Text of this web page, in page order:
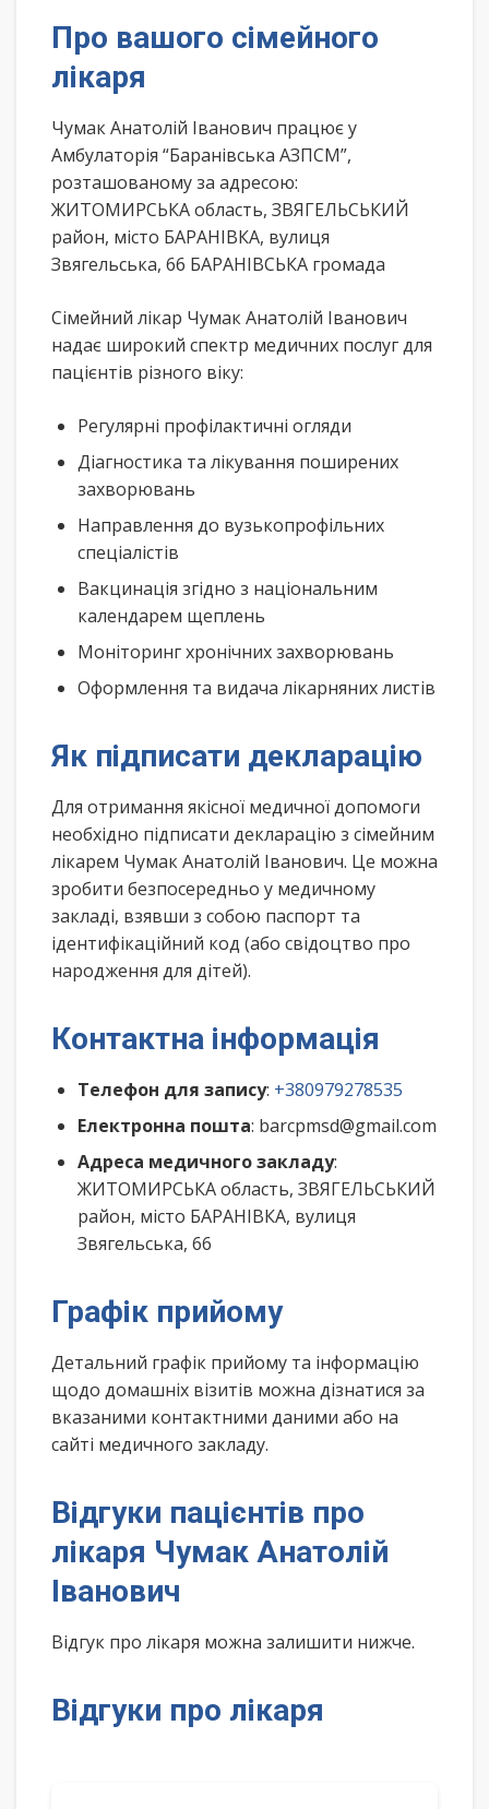
Про вашого сімейного
лікаря
Чумак Анатолій Іванович працює у
Амбулаторія “Баранівська АЗПСМ”,
розташованому за адресою:
ЖИТОМИРСЬКА область, ЗВЯГЕЛЬСЬКИЙ
район, місто БАРАНІВКА, вулиця
Звягельська, 66 БАРАНІВСЬКА громада
Сімейний лікар Чумак Анатолій Іванович
надає широкий спектр медичних послуг для
пацієнтів різного віку:
Регулярні профілактичні огляди
Діагностика та лікування поширених
захворювань
Направлення до вузькопрофільних
спеціалістів
Вакцинація згідно з національним
календарем щеплень
Моніторинг хронічних захворювань
Оформлення та видача лікарняних листів
Як підписати декларацію
Для отримання якісної медичної допомоги
необхідно підписати декларацію з сімейним
лікарем Чумак Анатолій Іванович. Це можна
зробити безпосередньо у медичному
закладі, взявши з собою паспорт та
ідентифікаційний код (або свідоцтво про
народження для дітей).
Контактна інформація
Телефон для запису: +380979278535
Електронна пошта: barcpmsd@gmail.com
Адреса медичного закладу:
ЖИТОМИРСЬКА область, ЗВЯГЕЛЬСЬКИЙ
район, місто БАРАНІВКА, вулиця
Звягельська, 66
Графік прийому
Детальний графік прийому та інформацію
щодо домашніх візитів можна дізнатися за
вказаними контактними даними або на
сайті медичного закладу.
Відгуки пацієнтів про
лікаря Чумак Анатолій
Іванович
Відгук про лікаря можна залишити нижче.
Відгуки про лікаря